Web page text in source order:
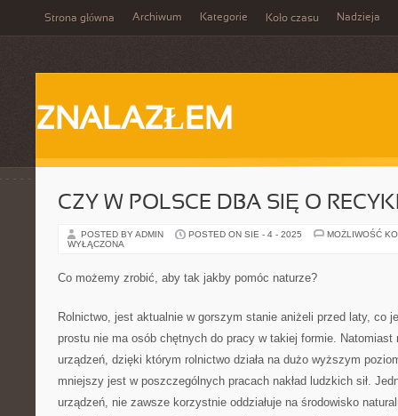
Strona główna Archiwum Kategorie Koło czasu Nadzieja
ZNALAZŁEM
CZY W POLSCE DBA SIĘ O
POSTED BY ADMIN POSTED ON SIE - 4 - 2025
MOŻLIWOŚĆ
WYŁĄCZONA
Co możemy zrobić, aby tak jakby pomóc naturze?
Rolnictwo, jest aktualnie w gorszym stanie aniżeli przed laty, co
prostu nie ma osób chętnych do pracy w takiej formie. Natomiast
urządzeń, dzięki którym rolnictwo działa na dużo wyższym
mniejszy jest w poszczególnych pracach nakład ludzkich sił.
urządzeń, nie zawsze korzystnie oddziałuje na środowisko